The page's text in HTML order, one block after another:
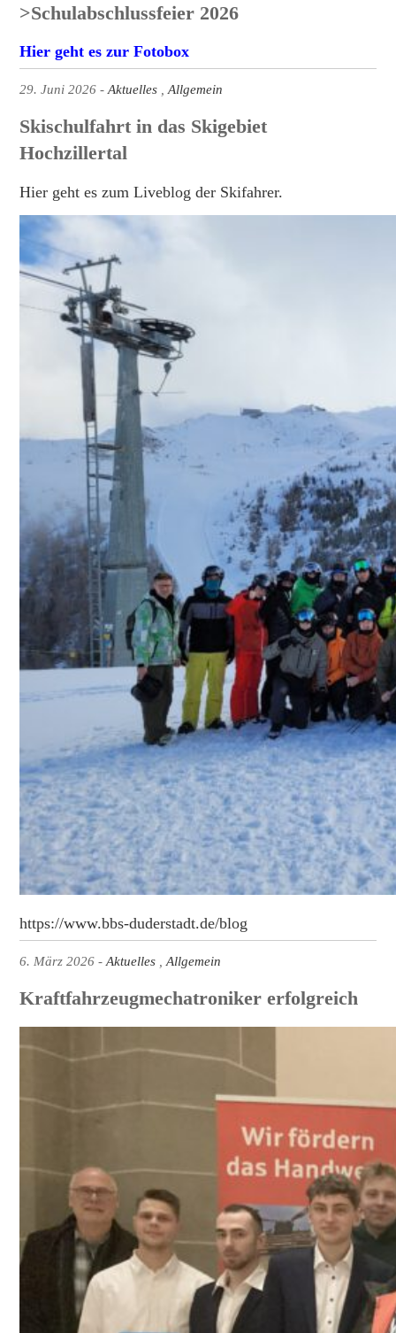
>Schulabschlussfeier 2026
Hier geht es zur Fotobox
29. Juni 2026 Aktuelles Allgemein
Skischulfahrt in das Skigebiet
Hochzillertal
Hier geht es zum Liveblog der Skifahrer.
https://www.bbs-duderstadt.de/blog
6. März 2026 Aktuelles Allgemein
Kraftfahrzeugmechatroniker erfolgreich